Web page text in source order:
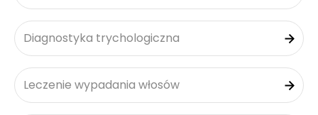
Diagnostyka trychologiczna
Leczenie wypadania włosów